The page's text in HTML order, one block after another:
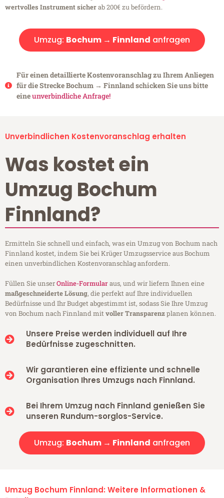
wertvolles Instrument sicherab 200€ zu befördern.
Umzug: Bochum → Finnland anfragen
Für einen detaillierte Kostenvoranschlag zu Ihrem Anliegen
für die Strecke Bochum → Finnland schicken Sie uns bitte
eineunverbindliche Anfrage!
Unverbindlichen Kostenvoranschlag erhalten
Was kostet ein
Umzug Bochum
Finnland?
Ermitteln Sie schnell und einfach, was ein Umzug von Bochum nach
Finnland kostet, indem Sie bei Krüger Umzugsservice aus Bochum
einen unverbindlichen Kostenvoranschlag anfordern.
Füllen Sie unserOnline-Formularaus, und wir liefern Ihnen eine
maßgeschneiderte Lösung, die perfekt auf Ihre individuellen
Bedürfnisse und Ihr Budget abgestimmt ist, sodass Sie Ihre Umzug
von Bochum nach Finnland mitvoller Transparenzplanen können.
Unsere Preise werden individuell auf Ihre
Bedürfnisse zugeschnitten.
Wir garantieren eine effiziente und schnelle
Organisation Ihres Umzugs nach Finnland.
Bei Ihrem Umzug nach Finnland genießen Sie
unseren Rundum-sorglos-Service.
Umzug: Bochum → Finnland anfragen
Umzug Bochum Finnland: Weitere Informationen &